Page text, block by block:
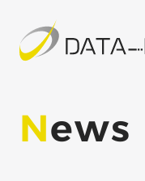
News